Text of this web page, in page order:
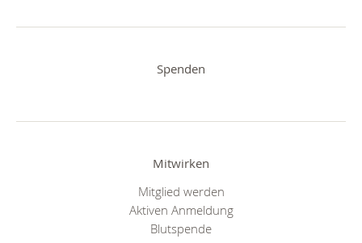
Spenden
Mitwirken
Mitglied werden
Aktiven Anmeldung
Blutspende